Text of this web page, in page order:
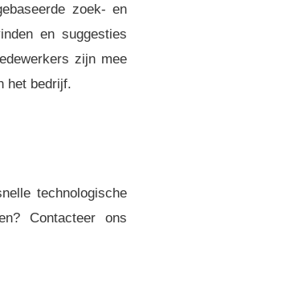
zoek- en
en suggesties
zijn mee
het bedrijf.
technologische
Contacteer ons